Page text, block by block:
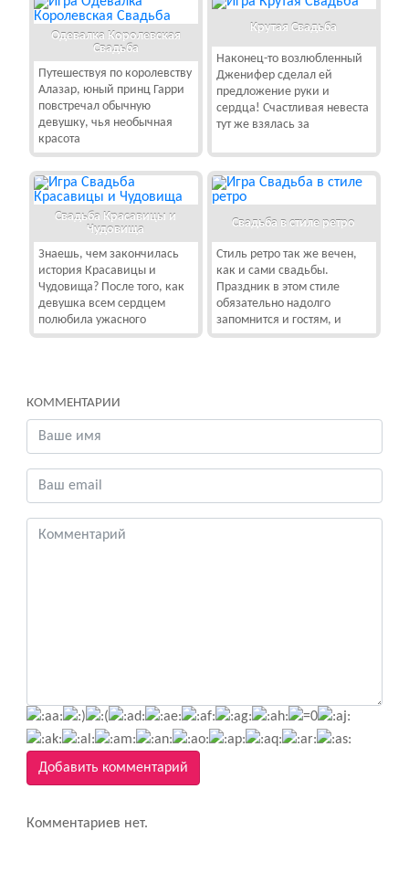
Одевалка Королевская
Свадьба
Путешествуя по королевству
Алазар, юный принц Гарри
повстречал обычную
девушку, чья необычная
красота
Крутая Свадьба
Наконец-то возлюбленный
Дженифер сделал ей
предложение руки и
сердца! Счастливая невеста
тут же взялась за
Свадьба Красавицы и
Чудовища
Знаешь, чем закончилась
история Красавицы и
Чудовища? После того, как
девушка всем сердцем
полюбила ужасного
Свадьба в стиле ретро
Стиль ретро так же вечен,
как и сами свадьбы.
Праздник в этом стиле
обязательно надолго
запомнится и гостям, и
КОММЕНТАРИИ
Добавить комментарий
Комментариев нет.